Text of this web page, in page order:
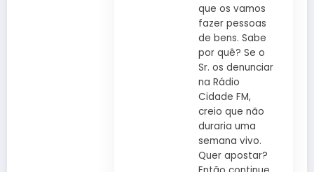
que os vamos
fazer pessoas
de bens. Sabe
por quê? Se o
Sr. os denunciar
na Rádio
Cidade FM,
creio que não
duraria uma
semana vivo.
Quer apostar?